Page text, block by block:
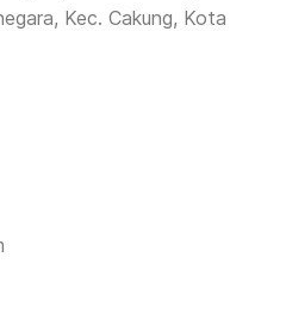
Kec. Cakung, Kota